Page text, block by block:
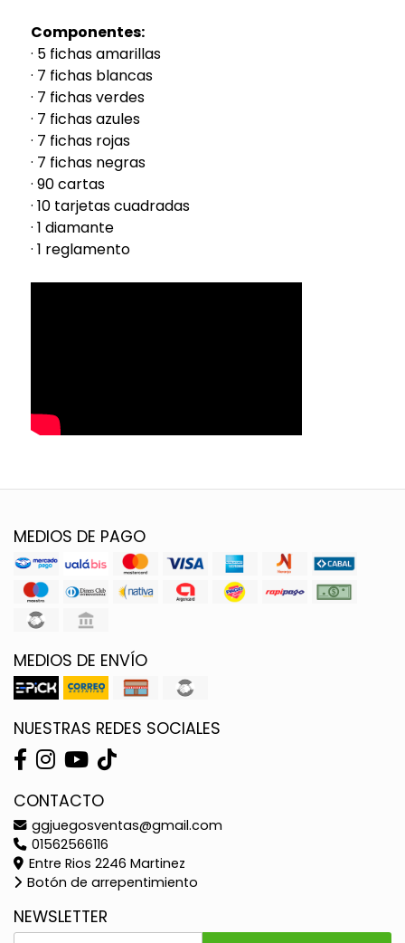
Componentes:
· 5 fichas amarillas
· 7 fichas blancas
· 7 fichas verdes
· 7 fichas azules
· 7 fichas rojas
· 7 fichas negras
· 90 cartas
· 10 tarjetas cuadradas
· 1 diamante
· 1 reglamento
MEDIOS DE PAGO
MEDIOS DE ENVÍO
NUESTRAS REDES SOCIALES
CONTACTO
ggjuegosventas@gmail.com
01562566116
Entre Rios 2246 Martinez
Botón de arrepentimiento
NEWSLETTER